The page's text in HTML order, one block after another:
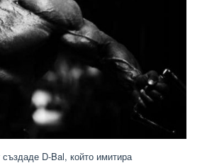
D-Bal, който имитира